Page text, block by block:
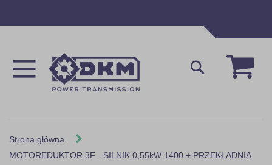
Mój
Szukaj
Strona główna
MOTOREDUKTOR 3F - SILNIK 0,55kW 1400 + PRZEKŁADNIA